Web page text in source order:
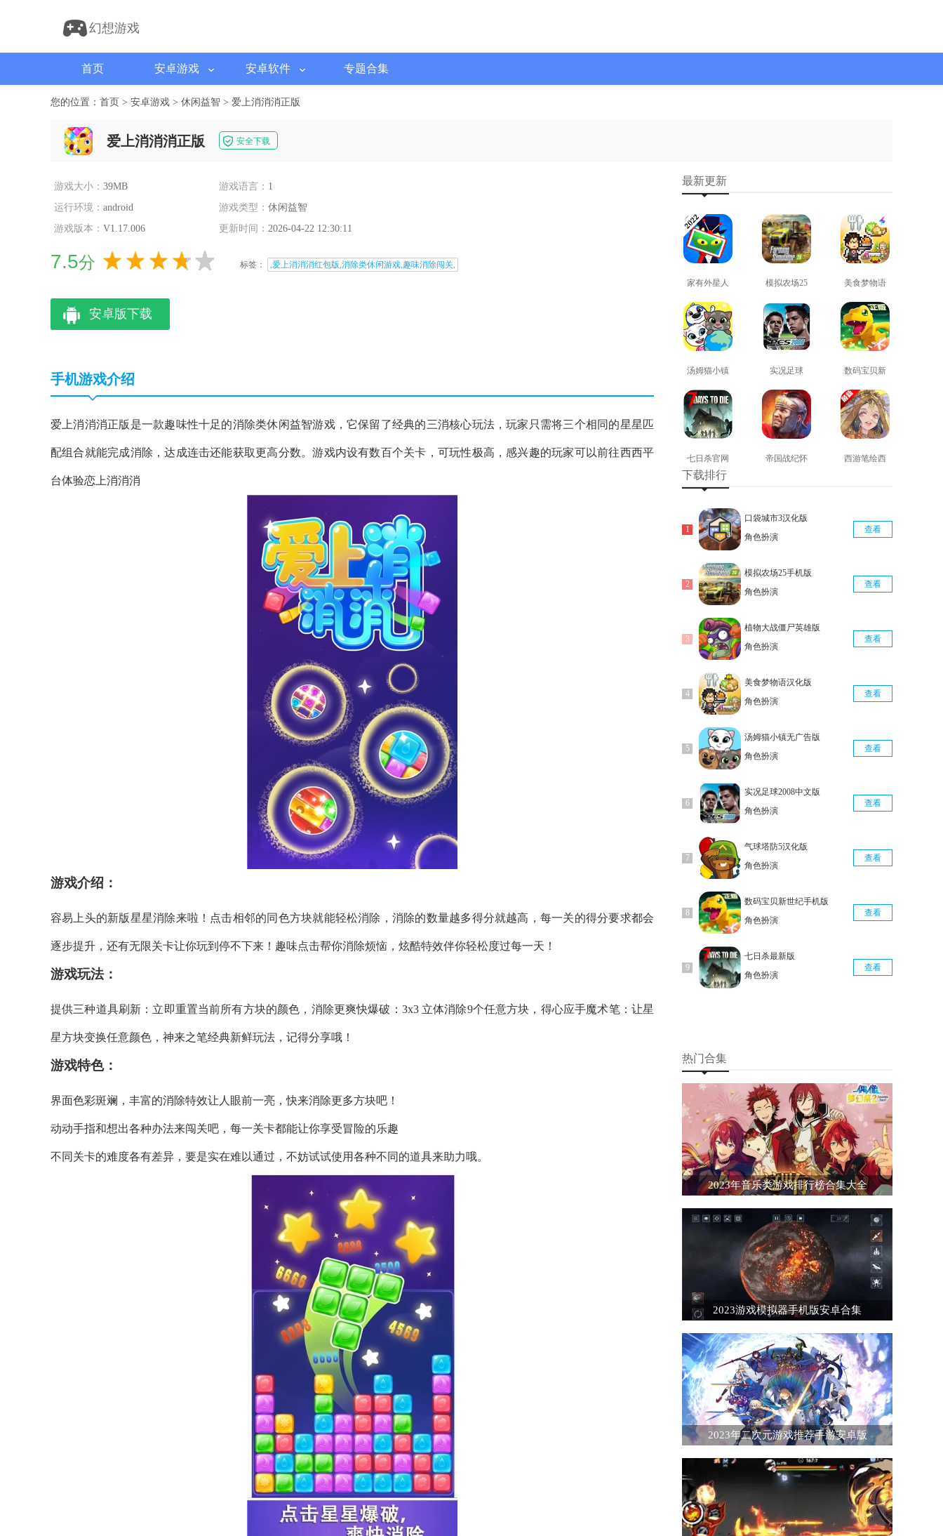
幻想游戏
首页 安卓游戏 安卓软件 专题合集
您的位置： 首页 > 安卓游戏 > 休闲益智 > 爱上消消消正版
爱上消消消正版 安全下载
游戏大小： 39MB 游戏语言： 1
运行环境： android 游戏类型： 休闲益智
游戏版本： V1.17.006 更新时间： 2026-04-22 12:30:11
7.5分 标签： ,爱上消消消红包版,消除类休闲游戏,趣味消除闯关,
安卓版下载
手机游戏介绍
爱上消消消正版是一款趣味性十足的消除类休闲益智游戏，它保留了经典的三消核心玩法，玩家只需将三个相同的星星匹
配组合就能完成消除，达成连击还能获取更高分数。游戏内设有数百个关卡，可玩性极高，感兴趣的玩家可以前往西西平
台体验恋上消消消
游戏介绍：
容易上头的新版星星消除来啦！点击相邻的同色方块就能轻松消除，消除的数量越多得分就越高，每一关的得分要求都会
逐步提升，还有无限关卡让你玩到停不下来！趣味点击帮你消除烦恼，炫酷特效伴你轻松度过每一天！
游戏玩法：
提供三种道具刷新：立即重置当前所有方块的颜色，消除更爽快爆破：3x3 立体消除9个任意方块，得心应手魔术笔：让星
星方块变换任意颜色，神来之笔经典新鲜玩法，记得分享哦！
游戏特色：
界面色彩斑斓，丰富的消除特效让人眼前一亮，快来消除更多方块吧！
动动手指和想出各种办法来闯关吧，每一关卡都能让你享受冒险的乐趣
不同关卡的难度各有差异，要是实在难以通过，不妨试试使用各种不同的道具来助力哦。
最新更新
家有外星人
免费版
查看
模拟农场25
免费版
查看
美食梦物语
正版
查看
汤姆猫小镇
免费版
查看
实况足球
2008安卓版
查看
数码宝贝新
世纪免费版
查看
七日杀官网
版
查看
帝国战纪怀
西游笔绘西
下载排行
口袋城市3汉化版
角色扮演
查看
模拟农场25手机版
角色扮演
查看
植物大战僵尸英雄版
角色扮演
查看
美食梦物语汉化版
角色扮演
查看
汤姆猫小镇无广告版
角色扮演
查看
实况足球2008中文版
角色扮演
查看
气球塔防5汉化版
角色扮演
查看
数码宝贝新世纪手机版
角色扮演
查看
七日杀最新版
角色扮演
查看
热门合集
2023年音乐类游戏排行榜合集大全
2023游戏模拟器手机版安卓合集
2023年二次元游戏推荐手游安卓版